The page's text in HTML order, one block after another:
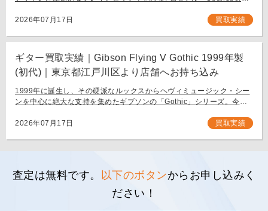
タリスト […]
2026年07月17日 買取実績
ギター買取実績｜Gibson Flying V Gothic 1999年製
(初代)｜東京都江戸川区より店舗へお持ち込み
1999年に誕生し、その硬派なルックスからヘヴィミュージック・シー
ンを中心に絶大な支持を集めたギブソンの「Gothic」シリーズ。今回
[…]
2026年07月17日 買取実績
査定は無料です。 以下のボタンからお申し込みく
ださい！